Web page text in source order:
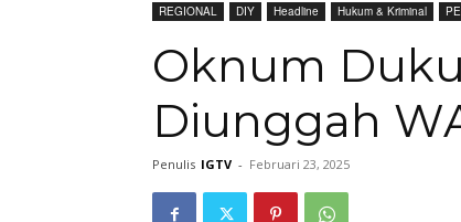
REGIONAL DIY Headline Hukum & Kriminal
Oknum
Diunggah
Penulis IGTV - Februari 23, 2025